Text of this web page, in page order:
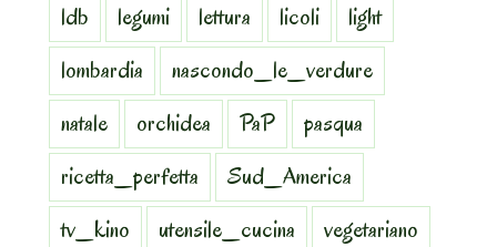
ldb
legumi lettura licoli
light
lombardia
nascondo_le_verdure
natale
orchidea PaP
pasqua
ricetta_perfetta
Sud_America
tv_kino
utensile_cucina
vegetariano